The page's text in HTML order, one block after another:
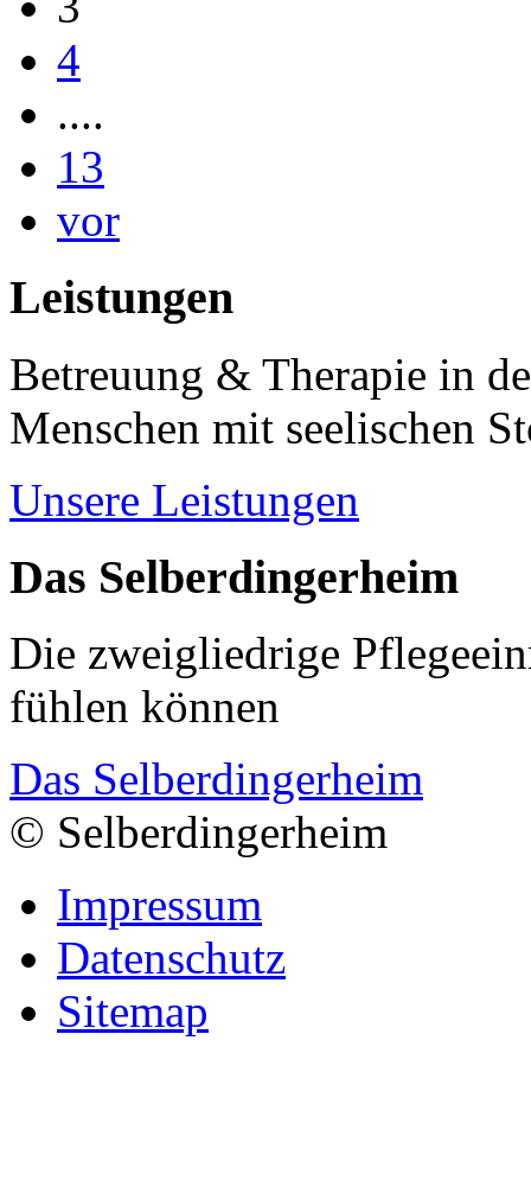
4
....
13
vor
Leistungen
Betreuung & Therapie in
Menschen mit seelischen
Unsere Leistungen
Das Selberdingerheim
Die zweigliedrige
fühlen können
Das Selberdingerheim
© Selberdingerheim
Impressum
Datenschutz
Sitemap